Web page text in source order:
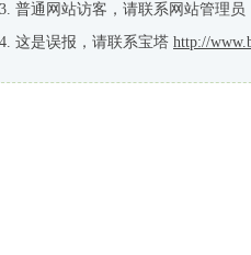
普通网站访客，请联系网站管理员
这是误报，请联系宝塔 http://